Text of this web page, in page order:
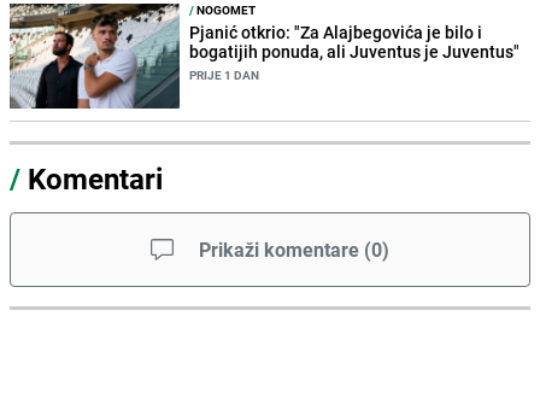
/NOGOMET
Pjanić otkrio: "Za Alajbegovića je bilo i
bogatijih ponuda, ali Juventus je Juventus"
PRIJE 1 DAN
/ Komentari
Prikaži komentare (0)